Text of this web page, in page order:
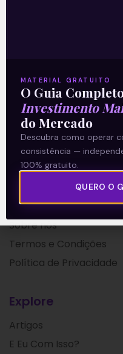
05/04/2021
A Levante
Sobre nós
Termos e Condições
Política de Privacidade
Explore
Artigos
E Eu Com Isso?
MATERIAL GRATUITO
O Guia
Investimento
do Mercado
Descubra como operar
consistência —
100% gratuito.
QUERO O